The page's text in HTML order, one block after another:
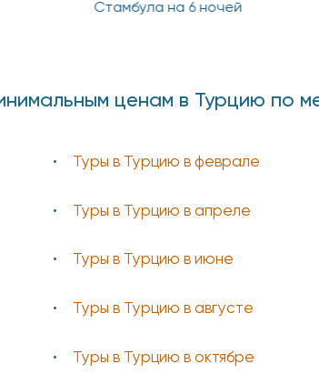
Стамбула на 6 ночей
ценам в Турцию по
Туры в Турцию в феврале
Туры в Турцию в апреле
Туры в Турцию в июне
Туры в Турцию в августе
Туры в Турцию в октябре